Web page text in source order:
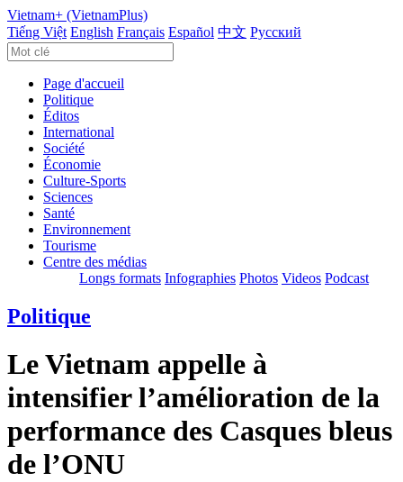
Vietnam+ (VietnamPlus)
Tiếng Việt English Français Español 中文 Русский
Page d'accueil
Politique
Éditos
International
Société
Économie
Culture-Sports
Sciences
Santé
Environnement
Tourisme
Centre des médias
Longs formats Infographies Photos Videos Podcast
Politique
Le Vietnam appelle à
intensifier l’amélioration de la
performance des Casques bleus
de l’ONU